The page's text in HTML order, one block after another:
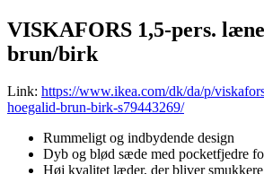
VISKAFORS 1,5-pers.
brun/birk
Link: https://www.ikea.com/dk/da/p/
hoegalid-brun-birk-s79443269/
Rummeligt og indbydende design
Dyb og blød sæde med pocketfjedre
Høj kvalitet læder, der bliver